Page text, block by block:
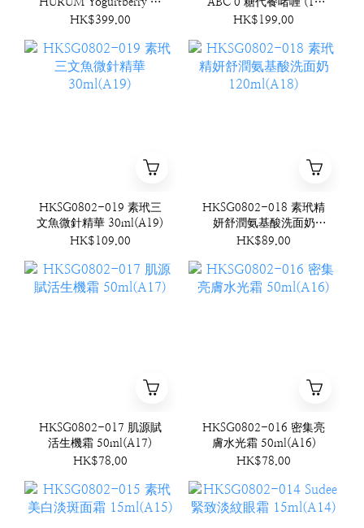
酪自製機+送兩盒乳酪發
HK$399.00
包) (B1)
HK$199.00
HKSG0802-019 素玳三
文魚微針精華 30ml(A19)
HK$109.00
HKSG0802-018 素玳精
妍舒潤氨基酸洗面奶
120ml(A18)
HK$89.00
HKSG0802-017 肌源賦
活生機霜 50ml(A17)
HK$78.00
HKSG0802-016 密集亮
膚水光霜 50ml(A16)
HK$78.00